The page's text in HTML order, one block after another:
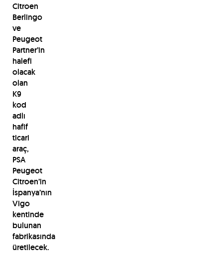
Citroen
Berlingo
ve
Peugeot
Partner’in
halefi
olacak
olan
K9
kod
adlı
hafif
ticari
araç,
PSA
Peugeot
Citroen’in
İspanya’nın
Vigo
kentinde
bulunan
fabrikasında
üretilecek.